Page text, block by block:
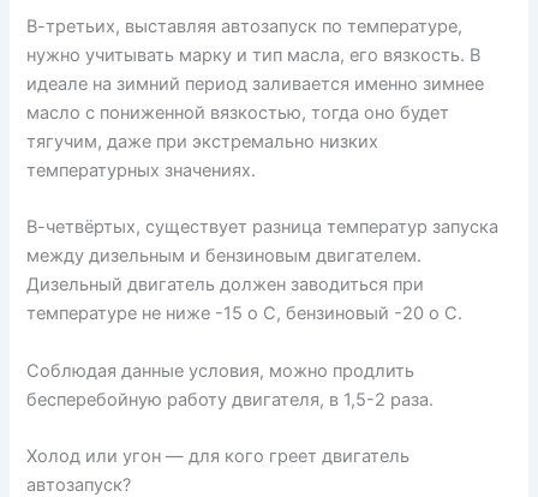
В-третьих, выставляя автозапуск по температуре,
нужно учитывать марку и тип масла, его вязкость. В
идеале на зимний период заливается именно зимнее
масло с пониженной вязкостью, тогда оно будет
тягучим, даже при экстремально низких
температурных значениях.
В-четвёртых, существует разница температур запуска
между дизельным и бензиновым двигателем.
Дизельный двигатель должен заводиться при
температуре не ниже -15 о С, бензиновый -20 о С.
Соблюдая данные условия, можно продлить
бесперебойную работу двигателя, в 1,5-2 раза.
Холод или угон — для кого греет двигатель
автозапуск?